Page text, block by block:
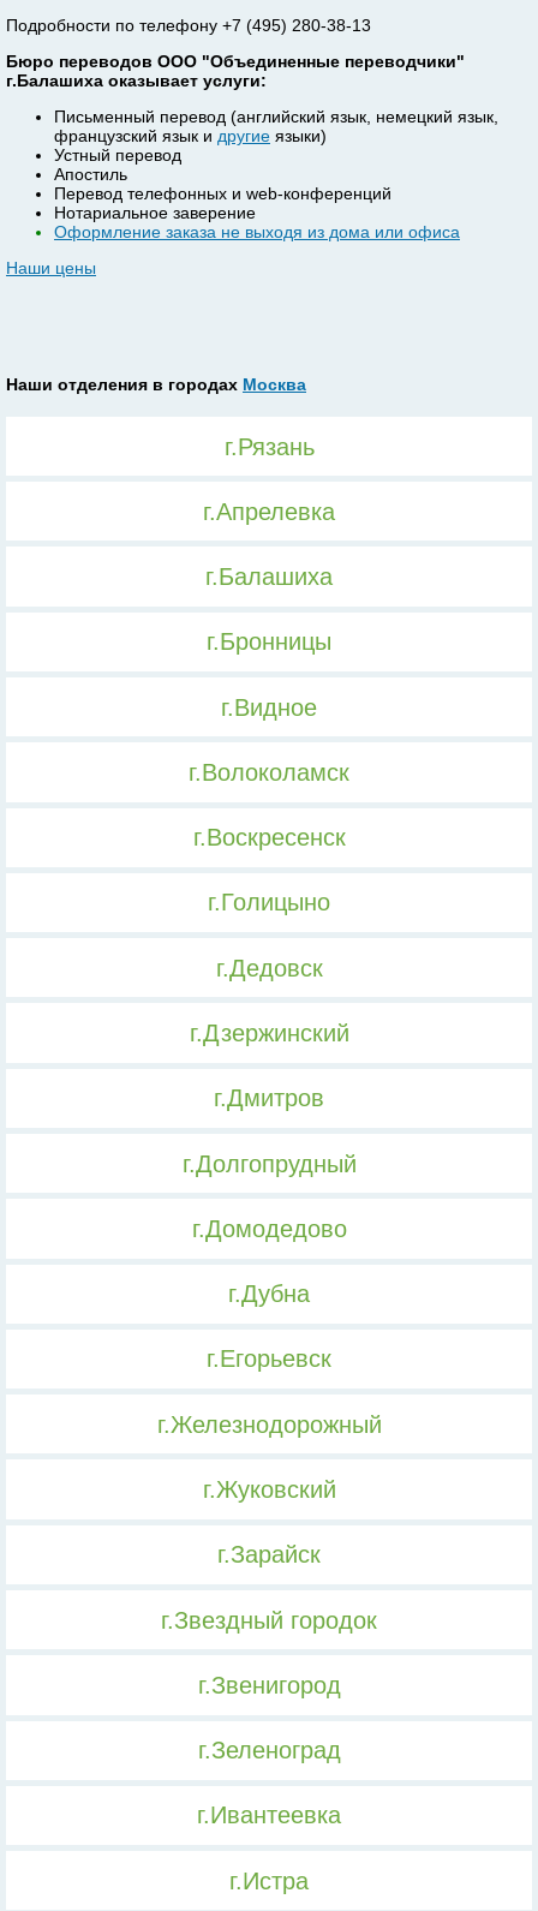
Подробности по телефону +7 (495) 280-38-13
Бюро переводов ООО "Объединенные переводчики"
г.Балашиха оказывает услуги:
Письменный перевод (английский язык, немецкий язык,
французский язык и другие языки)
Устный перевод
Апостиль
Перевод телефонных и web-конференций
Нотариальное заверение
Оформление заказа не выходя из дома или офиса
Наши цены
Наши отделения в городах Москва
г.Рязань
г.Апрелевка
г.Балашиха
г.Бронницы
г.Видное
г.Волоколамск
г.Воскресенск
г.Голицыно
г.Дедовск
г.Дзержинский
г.Дмитров
г.Долгопрудный
г.Домодедово
г.Дубна
г.Егорьевск
г.Железнодорожный
г.Жуковский
г.Зарайск
г.Звездный городок
г.Звенигород
г.Зеленоград
г.Ивантеевка
г.Истра